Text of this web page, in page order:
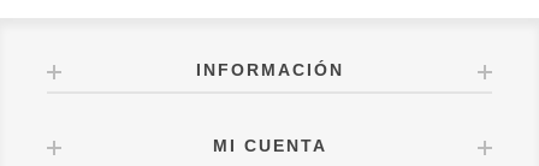
INFORMACIÓN
MI CUENTA